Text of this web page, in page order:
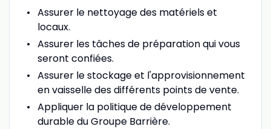
Assurer le nettoyage des matériels et
locaux.
Assurer les tâches de préparation qui vous
seront confiées.
Assurer le stockage et l'approvisionnement
en vaisselle des différents points de vente.
Appliquer la politique de développement
durable du Groupe Barrière.